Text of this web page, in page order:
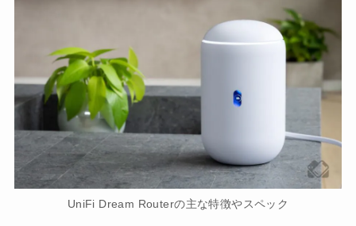
UniFi Dream Routerの主な特徴やスペック